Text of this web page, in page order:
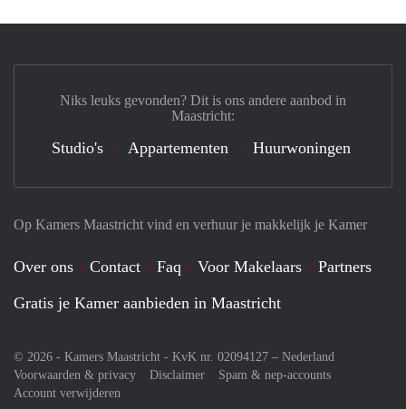
Op Kamers Maastricht vind en verhuur je makkelijk je Kamer
Over ons Contact Faq Voor Makelaars
Partners
Gratis je Kamer aanbieden in Maastricht
© 2026 - Kamers Maastricht - KvK nr. 02094127 – Nederland
Voorwaarden & privacy
Disclaimer
Spam & nep-accounts
Account verwijderen
Niks leuks gevonden? Dit is ons andere aanbod in
Maastricht:
Studio's Appartementen Huurwoningen